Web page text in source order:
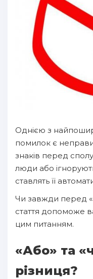
Однією з
помилок є
знаків перед
люди або
ставлять її
Чи завжди перед
стаття допоможе
цим питанням.
«Або» та
різниця?